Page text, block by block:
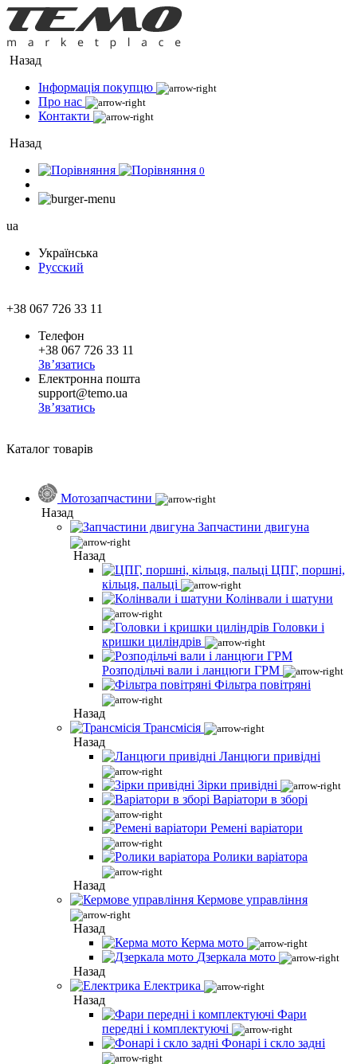
Назад
Інформація покупцю
Про нас
Контакти
Назад
0
ua
Українська
Русский
+38 067 726 33 11
Телефон
+38 067 726 33 11
Зв’язатись
Електронна пошта
support@temo.ua
Зв’язатись
Каталог товарів
Мотозапчастини
Назад
Запчастини двигуна
Назад
ЦПГ, поршні,
кільця, пальці
Колінвали і шатуни
Головки і
кришки циліндрів
Розподільчі вали і ланцюги ГРМ
Фільтра повітряні
Назад
Трансмісія
Назад
Ланцюги привідні
Зірки привідні
Варіатори в зборі
Ремені варіатори
Ролики варіатора
Назад
Кермове управління
Назад
Керма мото
Дзеркала мото
Назад
Електрика
Назад
Фари
передні і комплектуючі
Фонарі і скло задні